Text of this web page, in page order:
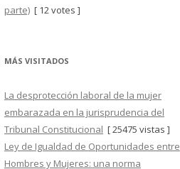
parte) [ 12 votes ]
MÁS VISITADOS
La desprotección laboral de la mujer
embarazada en la jurisprudencia del
Tribunal Constitucional [ 25475 vistas ]
Ley de Igualdad de Oportunidades entre
Hombres y Mujeres: una norma